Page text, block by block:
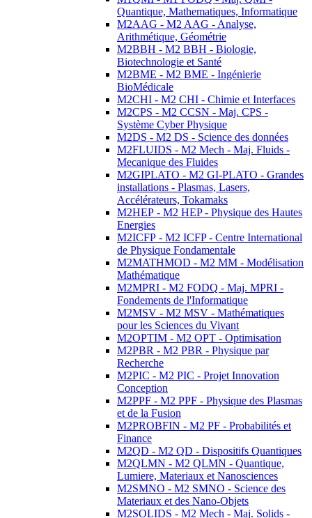
Quantique, Mathematiques, Informatique
M2AAG - M2 AAG - Analyse,
Arithmétique, Géométrie
M2BBH - M2 BBH - Biologie,
Biotechnologie et Santé
M2BME - M2 BME - Ingénierie
BioMédicale
M2CHI - M2 CHI - Chimie et Interfaces
M2CPS - M2 CCSN - Maj. CPS -
Système Cyber Physique
M2DS - M2 DS - Science des données
M2FLUIDS - M2 Mech - Maj. Fluids -
Mecanique des Fluides
M2GIPLATO - M2 GI-PLATO - Grandes
installations - Plasmas, Lasers,
Accélérateurs, Tokamaks
M2HEP - M2 HEP - Physique des Hautes
Energies
M2ICFP - M2 ICFP - Centre International
de Physique Fondamentale
M2MATHMOD - M2 MM - Modélisation
Mathématique
M2MPRI - M2 FODQ - Maj. MPRI -
Fondements de l'Informatique
M2MSV - M2 MSV - Mathématiques
pour les Sciences du Vivant
M2OPTIM - M2 OPT - Optimisation
M2PBR - M2 PBR - Physique par
Recherche
M2PIC - M2 PIC - Projet Innovation
Conception
M2PPF - M2 PPF - Physique des Plasmas
et de la Fusion
M2PROBFIN - M2 PF - Probabilités et
Finance
M2QD - M2 QD - Dispositifs Quantiques
M2QLMN - M2 QLMN - Quantique,
Lumiere, Materiaux et Nanosciences
M2SMNO - M2 SMNO - Science des
Materiaux et des Nano-Objets
M2SOLIDS - M2 Mech - Maj. Solids -